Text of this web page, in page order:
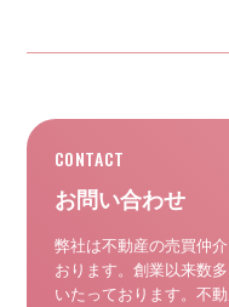
お問い合わせ
弊社は不動産の売買仲
おります。 創業以来数
いたっております。 不